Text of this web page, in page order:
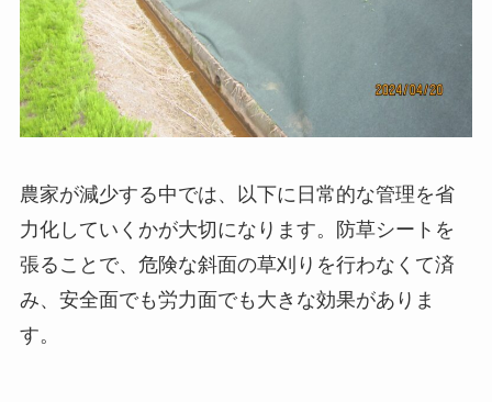
農家が減少する中では、以下に日常的な管理を省
力化していくかが大切になります。防草シートを
張ることで、危険な斜面の草刈りを行わなくて済
み、安全面でも労力面でも大きな効果がありま
す。